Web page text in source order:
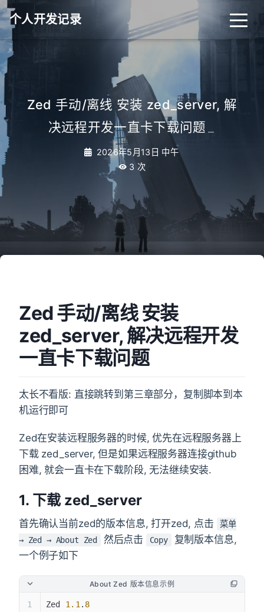
个人开发记录
Zed 手动/离线 安装 zed_server, 解
决远程开发一直卡下载问题
2026年5月13日 中午
3 次
Zed 手动/离线 安装
zed_server, 解决远程开发
一直卡下载问题
太长不看版: 直接跳转到第三章部分，复制脚本到本
机运行即可
Zed在安装远程服务器的时候, 优先在远程服务器上
下载 zed_server, 但是如果远程服务器连接github
困难, 就会一直卡在下载阶段, 无法继续安装.
1. 下载 zed_server
首先确认当前zed的版本信息, 打开zed, 点击
菜单
→ Zed → About Zed
然后点击 Copy
复制版本信息,
一个例子如下
About Zed 版本信息示例
Zed 1.1 . 8